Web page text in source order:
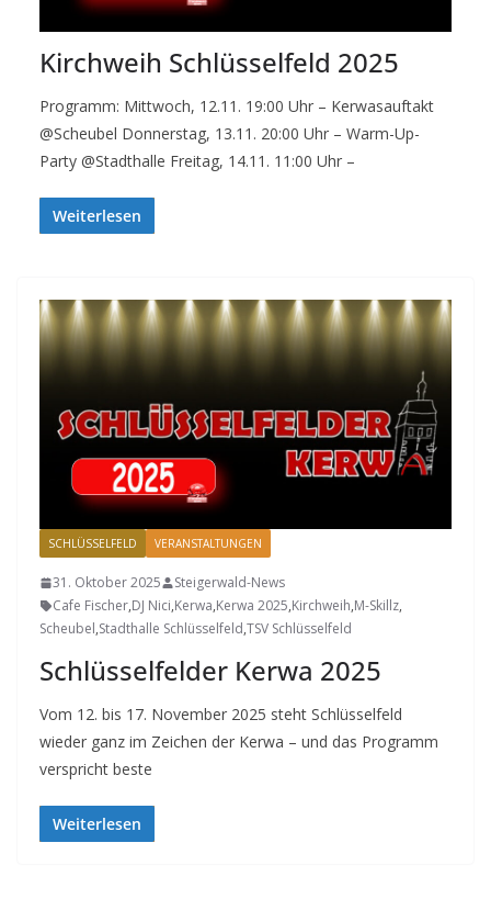
Kirchweih Schlüsselfeld 2025
Programm: Mittwoch, 12.11. 19:00 Uhr – Kerwasauftakt
@Scheubel Donnerstag, 13.11. 20:00 Uhr – Warm-Up-
Party @Stadthalle Freitag, 14.11. 11:00 Uhr –
Weiterlesen
SCHLÜSSELFELD VERANSTALTUNGEN
31. Oktober 2025
Steigerwald-News
Cafe Fischer,DJ Nici,Kerwa,Kerwa 2025,Kirchweih,M-Skillz,
Scheubel,Stadthalle Schlüsselfeld,TSV Schlüsselfeld
Schlüsselfelder Kerwa 2025
Vom 12. bis 17. November 2025 steht Schlüsselfeld
wieder ganz im Zeichen der Kerwa – und das Programm
verspricht beste
Weiterlesen